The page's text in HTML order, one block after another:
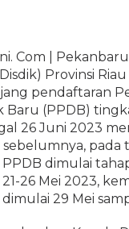
u
P
e
r
p
a
n
j
a
n
Com | Pekanbaru
Provinsi Riau
pendaftaran
Baru (PPDB)
26 Juni 2023
pada
dimulai
26 Mei 2023,
29 Mei